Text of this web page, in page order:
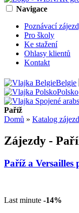
Navigace
Poznávací
Pro školy
Ke stažení
Ohlasy klientů
Kontakt
Belgie
Polsko
Paříž
Domů » Katalog
Zájezdy -
Paříž a Versailles
Last minute -14%